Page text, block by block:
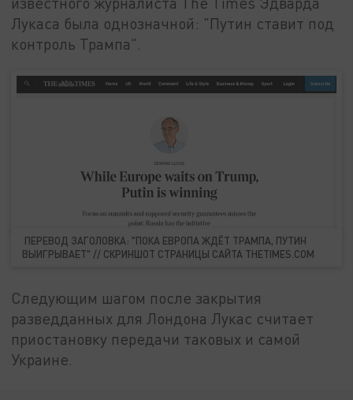
Лукаса была однозначной: "Путин ставит под
контроль Трампа".
ПЕРЕВОД ЗАГОЛОВКА: "ПОКА ЕВРОПА ЖДЁТ ТРАМПА, ПУТИН
ВЫИГРЫВАЕТ" // СКРИНШОТ СТРАНИЦЫ САЙТА THETIMES.COM
Следующим шагом после закрытия
разведданных для Лондона Лукас считает
приостановку передачи таковых и самой
Украине.